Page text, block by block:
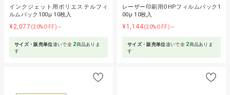
インクジェット用ポリエステルフィ
ルムパック100μ 10枚入
¥2,077 (20%OFF)～
サイズ・販売単位違いで全 2商品ありま
す
レーザー印刷用OHPフィルムパック1
00μ 10枚入
¥1,144(20%OFF)～
サイズ・販売単位違いで全 2商品ありま
す